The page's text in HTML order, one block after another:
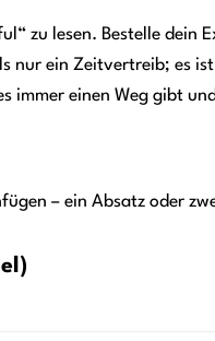
zu lesen. Bestelle dein
nur ein Zeitvertreib; es
immer einen Weg gibt
– ein Absatz oder